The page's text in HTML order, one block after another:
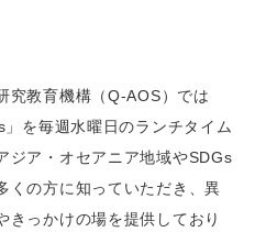
究教育機構（Q-AOS）では
を毎週水曜日のランチタイム
ジア・オセアニア地域やSDGs
くの方に知っていただき、異
きっかけの場を提供しており